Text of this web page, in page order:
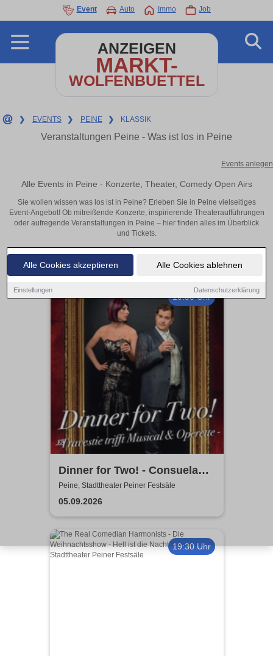
Alle Cookies akzeptieren Alle Cookies ablehnen
Einstellungen Datenschutzerklärung
Event Auto Immo Job
ANZEIGEN
MARKT-
WOLFENBUETTEL
❯ EVENTS ❯ PEINE ❯ KLASSIK
Veranstaltungen Peine - Was ist los in Peine
Events anlegen
Alle Events in Peine - Konzerte, Theater, Comedy Open Airs
Sie wollen wissen was los ist in Peine? Erleben Sie in Peine vielseitiges
Event-Angebot! Ob mitreißende Konzerte, inspirierende Theateraufführungen
oder aufregende Veranstaltungen in Peine – hier finden alles im Überblick
und Tickets.
19:30 Uhr
Dinner for Two! - Consuela
Grand & Helge Thomas
Peine, Stadttheater Peiner Festsäle
05.09.2026
19:30 Uhr